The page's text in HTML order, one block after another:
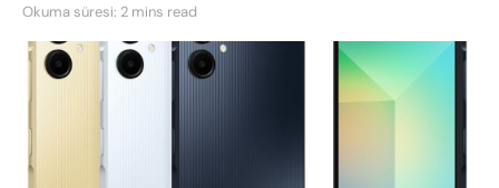
Okuma süresi: 2 mins read